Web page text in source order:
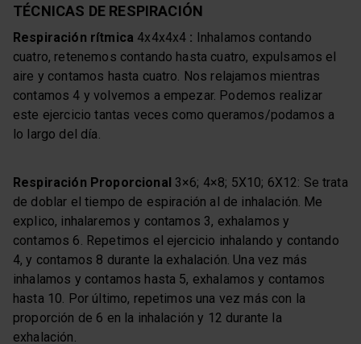
TÉCNICAS DE RESPIRACIÓN
Respiración rítmica 4x4x4x4 : Inhalamos contando
cuatro, retenemos contando hasta cuatro, expulsamos el
aire y contamos hasta cuatro. Nos relajamos mientras
contamos 4 y volvemos a empezar. Podemos realizar
este ejercicio tantas veces como queramos/podamos a
lo largo del día.
Respiración Proporcional 3×6; 4×8; 5X10; 6X12: Se trata
de doblar el tiempo de espiración al de inhalación. Me
explico, inhalaremos y contamos 3, exhalamos y
contamos 6. Repetimos el ejercicio inhalando y contando
4, y contamos 8 durante la exhalación. Una vez más
inhalamos y contamos hasta 5, exhalamos y contamos
hasta 10. Por último, repetimos una vez más con la
proporción de 6 en la inhalación y 12 durante la
exhalación.